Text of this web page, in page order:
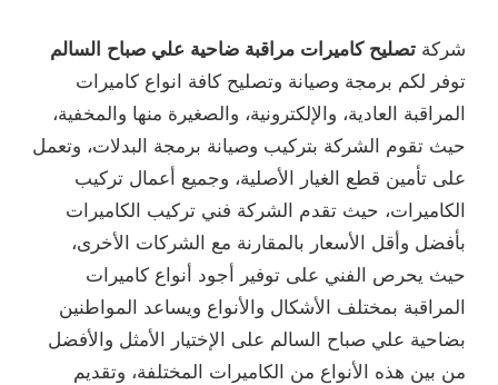
شركة تصليح كاميرات مراقبة ضاحية علي صباح السالم
توفر لكم برمجة وصيانة وتصليح كافة انواع كاميرات
المراقبة العادية، والإلكترونية، والصغيرة منها والمخفية،
حيث تقوم الشركة بتركيب وصيانة برمجة البدلات، وتعمل
على تأمين قطع الغيار الأصلية، وجميع أعمال تركيب
الكاميرات، حيث تقدم الشركة فني تركيب الكاميرات
بأفضل وأقل الأسعار بالمقارنة مع الشركات الأخرى،
حيث يحرص الفني على توفير أجود أنواع كاميرات
المراقبة بمختلف الأشكال والأنواع ويساعد المواطنين
بضاحية علي صباح السالم على الإختيار الأمثل والأفضل
من بين هذه الأنواع من الكاميرات المختلفة، وتقديم